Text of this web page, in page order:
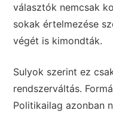
választók nemcsak
sokak értelmezése
végét is kimondták.
Sulyok szerint ez
rendszerváltás.
Politikailag azonban